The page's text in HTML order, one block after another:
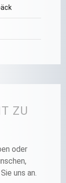
ZU
oder
uns an.